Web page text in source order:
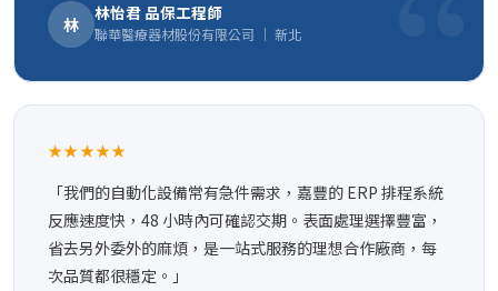
林
林怡君 品保工程師
聯華醫療器材股份有限公司 ｜ 新北
★★★★★
「我們的自動化設備常有急件需求，嘉豐的 ERP 排程系統
反應速度快，48 小時內可確認交期。表面處理選擇豐富，
省去另外委外的麻煩，是一站式服務的理想合作廠商，每
次品質都很穩定。」